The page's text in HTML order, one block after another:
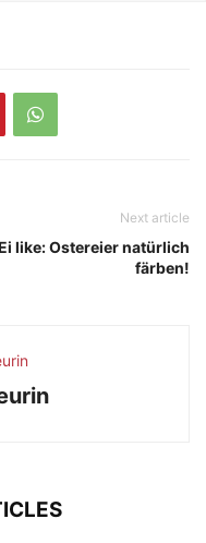
Next article
like: Ostereier natürlich
färben!